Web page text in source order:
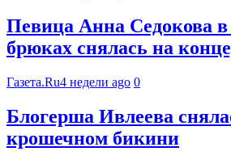
Певица Анна Седокова
брюках снялась на
Газета.Ru4 недели ago 0
Блогерша Ивлеева
крошечном бикини